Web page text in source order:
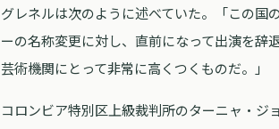
グレネルは次のように述べていた。「この国
ーの名称変更に対し、直前になって出演を辞
芸術機関にとって非常に高くつくものだ。」
コロンビア特別区上級裁判所のターニャ・ジ